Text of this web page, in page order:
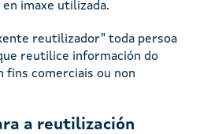
imaxe utilizada.
reutilizador" toda persoa
reutilice información do
fins comerciais ou non
a reutilización